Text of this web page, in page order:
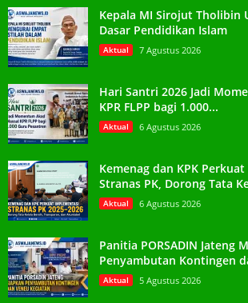
Kepala MI Sirojut Tholibin
Dasar Pendidikan Islam
Aktual 7 Agustus 2026
Hari Santri 2026 Jadi
KPR FLPP bagi 1.000...
Aktual 6 Agustus 2026
Kemenag dan KPK
Stranas PK, Dorong Tata
Aktual 6 Agustus 2026
Panitia PORSADIN Jateng
Penyambutan Kontingen
Aktual 5 Agustus 2026